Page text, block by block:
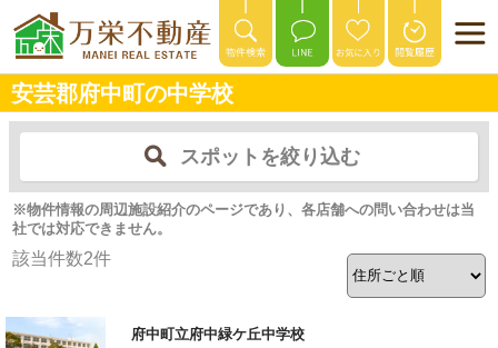
安芸郡府中町の中学校
スポットを絞り込む
※物件情報の周辺施設紹介のページであり、各店舗への問い合わせは当
社では対応できません。
該当件数2件
府中町立府中緑ケ丘中学校